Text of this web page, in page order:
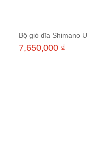
7,650,000 ₫